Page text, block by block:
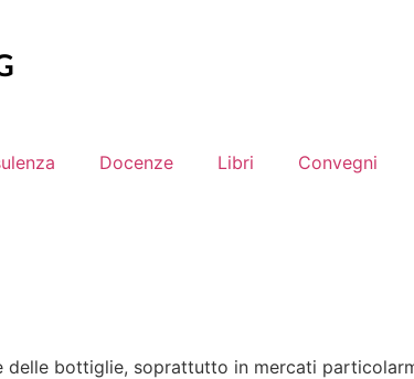
Docenze Libri Convegni
delle bottiglie, soprattutto in mercati